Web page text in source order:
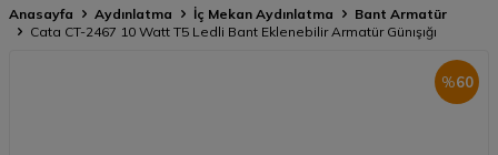
Anasayfa Aydınlatma İç Mekan Aydınlatma
Bant Armatür
Cata CT-2467 10 Watt T5 Ledli Bant Eklenebilir Armatür Günışığı
%60